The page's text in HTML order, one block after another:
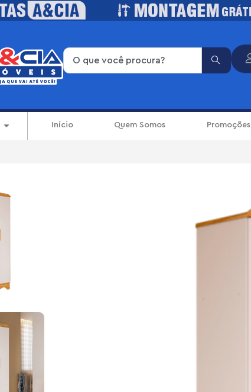
Início Quem Somos Promoções